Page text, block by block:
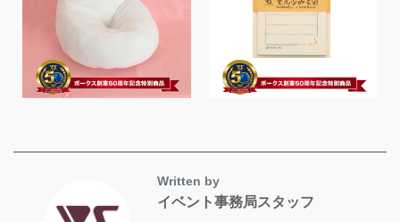
Written by
イベント事務局スタッフ